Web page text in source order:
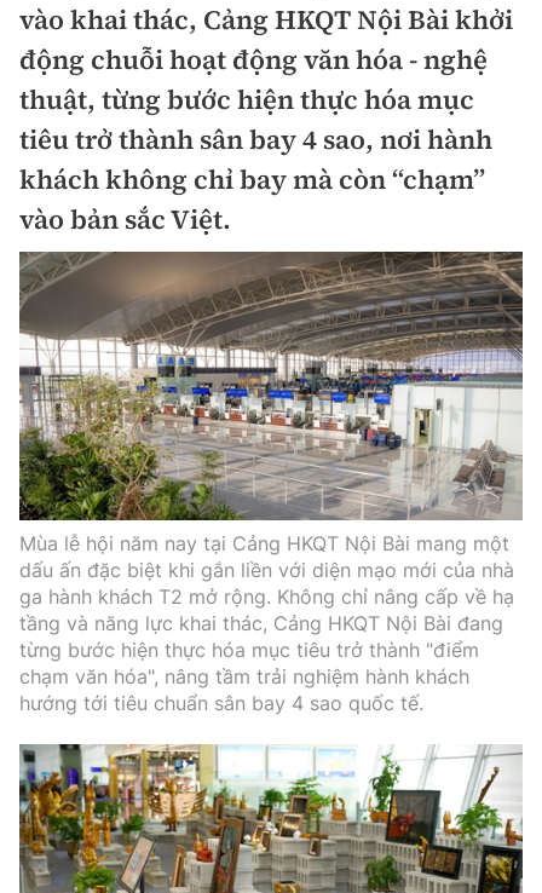
Chính trị
Xã hội
Chuyện dọc đường
Cải chính
Xây dựng
Chỉ đạo điều hành
Quy hoạch kiến trúc
Vật liệu xây dựng
Giám định chất lượng
Quản lý đô thị
Giao thông
Quản lý
Đường bộ
Hàng không
Đường sắt
Đăng kiểm
Đường sắt tốc độ cao
Đường thủy
Hàng hải
Đường sắt đô thị
Nhà thầu
Mời thầu - Đấu thầu
Thi viết về GTVT
Kinh tế
Thị trường
Tài chính
Chứng khoán
Bảo hiểm
Doanh nghiệp
Pháp luật
Thanh tra
An ninh hình sự
Điều tra
Pháp đình
Hỏi - Đáp
An toàn giao thông
Giao thông 24h
ATGT địa phương
Văn hóa giao thông
Lái xe an toàn
Chung tay vì ATGT
Gương sáng giao thông
Chất lượng sống
Giáo dục
Y tế
Đời sống
Lao động - Công đoàn
Văn hóa - Giải Trí
Văn hóa
Showbiz
Điện ảnh
Âm nhạc
Thể thao
Bóng đá
Bình luận
Hậu trường sao
360 độ thể thao
Công nghệ
Công nghệ mới
Sản phẩm mới
Tư vấn
Thế giới
Hồ sơ tài liệu
Thế giới giao thông
Đi ++
Du lịch
Khám phá
Video
Thời sự
vào khai thác, Cảng HKQT Nội Bài khởi
động chuỗi hoạt động văn hóa - nghệ
thuật, từng bước hiện thực hóa mục
tiêu trở thành sân bay 4 sao, nơi hành
khách không chỉ bay mà còn “chạm”
vào bản sắc Việt.
Mùa lễ hội năm nay tại Cảng HKQT Nội Bài mang một
dấu ấn đặc biệt khi gắn liền với diện mạo mới của nhà
ga hành khách T2 mở rộng. Không chỉ nâng cấp về hạ
tầng và năng lực khai thác, Cảng HKQT Nội Bài đang
từng bước hiện thực hóa mục tiêu trở thành "điểm
chạm văn hóa", nâng tầm trải nghiệm hành khách
hướng tới tiêu chuẩn sân bay 4 sao quốc tế.